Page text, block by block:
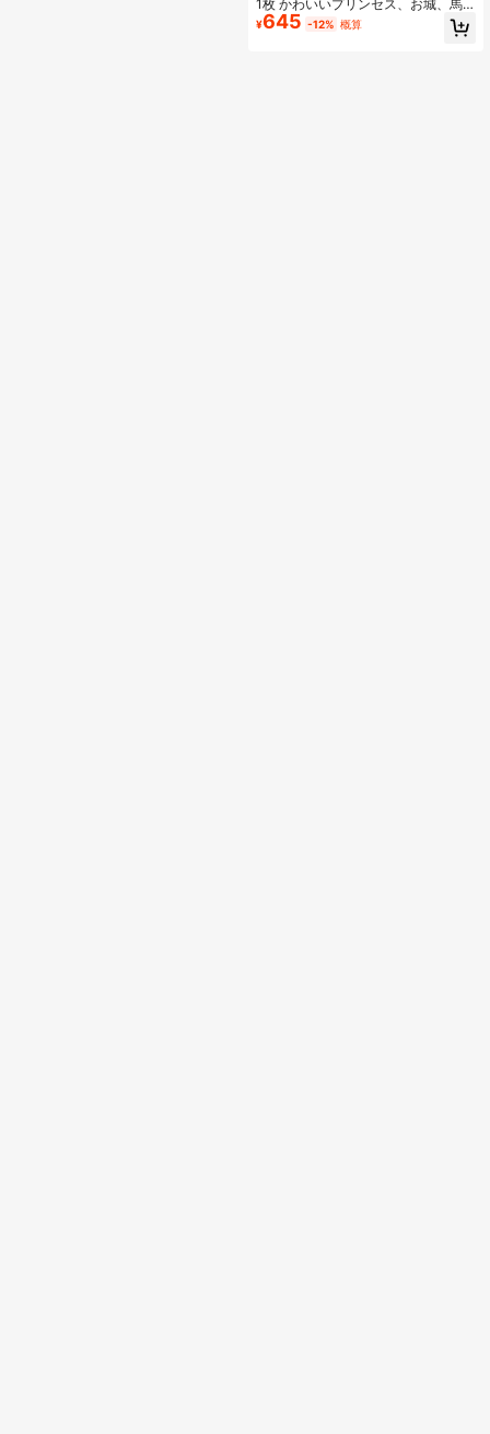
1枚 かわいいプリンセス、お城、馬
車、蝶プリント フランネルブランケ
ット、ソフトなプラッシュ 暖かいス
¥645 -12% 概算